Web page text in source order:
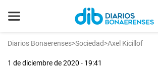
Diarios Bonaerenses>Sociedad>Axel Kicillof
1 de diciembre de 2020 - 19:41